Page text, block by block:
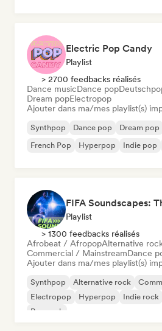
Electric Pop Candy
Playlist
> 2700 feedbacks réalisés
Dance musicDance pop
Dream popElectropop
Ajouter dans ma/mes playlist(s)
Synthpop Dance pop Dream pop
French Pop
Hyperpop Indie pop
Playlist
> 1300 feedbacks réalisés
Afrobeat / AfropopAlternative
Commercial / MainstreamDance
Ajouter dans ma/mes playlist(s)
Synthpop Alternative rock
Electropop
Hyperpop Indie rock
Pop rock